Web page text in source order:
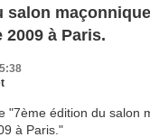
salon
2009 à Paris.